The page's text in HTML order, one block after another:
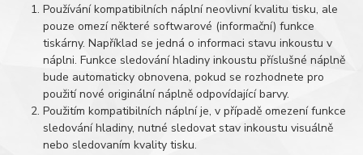
Používání kompatibilních náplní neovlivní kvalitu tisku, ale
pouze omezí některé softwarové (informační) funkce
tiskárny. Například se jedná o informaci stavu inkoustu v
náplni. Funkce sledování hladiny inkoustu příslušné náplně
bude automaticky obnovena, pokud se rozhodnete pro
použití nové originální náplně odpovídající barvy.
Použitím kompatibilních náplní je, v případě omezení funkce
sledování hladiny, nutné sledovat stav inkoustu visuálně
nebo sledovaním kvality tisku.